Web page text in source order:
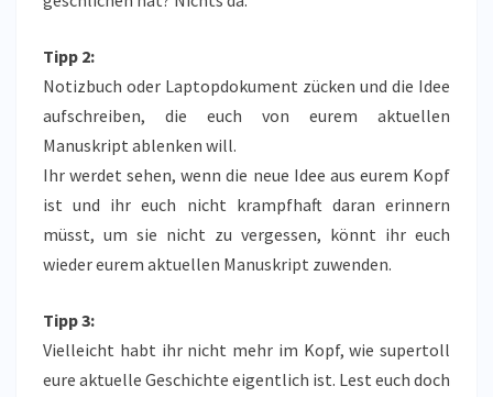
Tipp 2:
Notizbuch oder Laptopdokument zücken und die Idee
aufschreiben, die euch von eurem aktuellen
Manuskript ablenken will.
Ihr werdet sehen, wenn die neue Idee aus eurem Kopf
ist und ihr euch nicht krampfhaft daran erinnern
müsst, um sie nicht zu vergessen, könnt ihr euch
wieder eurem aktuellen Manuskript zuwenden.
Tipp 3:
Vielleicht habt ihr nicht mehr im Kopf, wie supertoll
eure aktuelle Geschichte eigentlich ist. Lest euch doch